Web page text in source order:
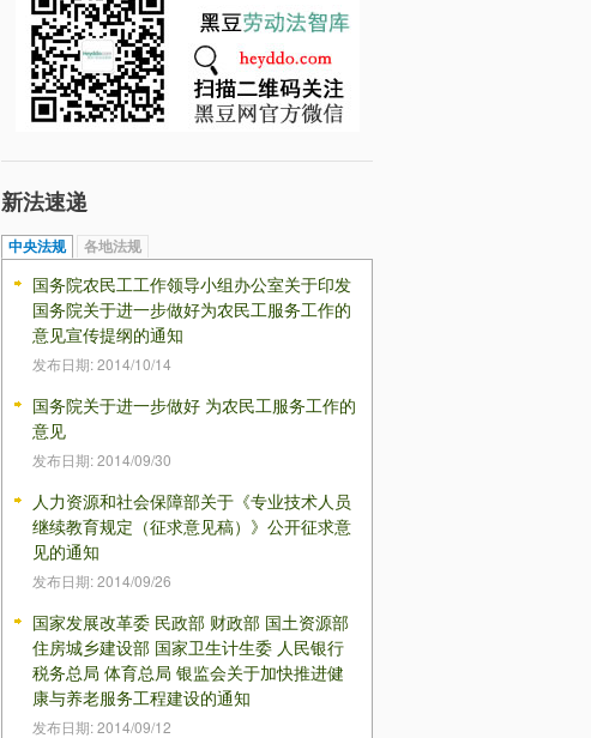
新法速递
中央法规（活动标签）
各地法规
国务院农民工工作领导小组办公室关于印发
国务院关于进一步做好为农民工服务工作的
意见宣传提纲的通知
发布日期:2014/10/14
国务院关于进一步做好 为农民工服务工作的
意见
发布日期:2014/09/30
人力资源和社会保障部关于《专业技术人员
继续教育规定（征求意见稿）》公开征求意
见的通知
发布日期:2014/09/26
国家发展改革委 民政部 财政部 国土资源部
住房城乡建设部 国家卫生计生委 人民银行
税务总局 体育总局 银监会关于加快推进健
康与养老服务工程建设的通知
发布日期:2014/09/12